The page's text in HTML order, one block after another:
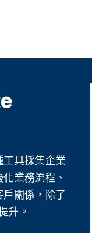
具採集企業
業務流程、
關係，除了
升。